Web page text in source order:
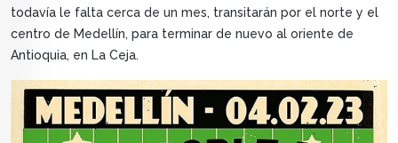
todavía le falta cerca de un mes, transitarán por el norte y el
centro de Medellín, para terminar de nuevo al oriente de
Antioquia, en La Ceja.